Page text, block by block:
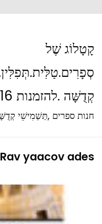
קָטָלוֹג שֶׁל
קְדֻשָּׁה .להזמנות 0527608116
חנות ספרים ,תַּשְׁמִישֵׁי
Rav yaacov ades